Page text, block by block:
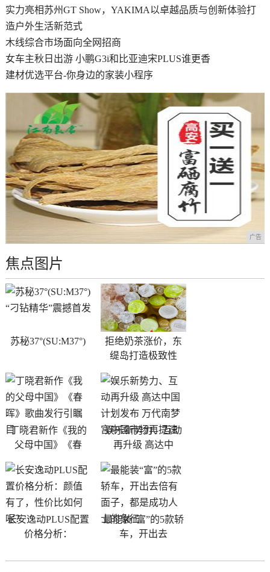
实力亮相苏州GT Show，YAKIMA以卓越品质与创新体验打
造户外生活新范式
木线综合市场面向全网招商
女车主秋日出游 小鹏G3i和比亚迪宋PLUS谁更香
建材优选平台-你身边的家装小程序
广告
焦点图片
苏秘37°(SU:M37°)
拒绝奶茶涨价，东
缇岛打造极致性
丁晓君新作《我的
父母中国》《春
娱乐新势力、互动
再升级 高达中
长安逸动PLUS配置
价格分析：
最能装“富”的5款轿
车，开出去